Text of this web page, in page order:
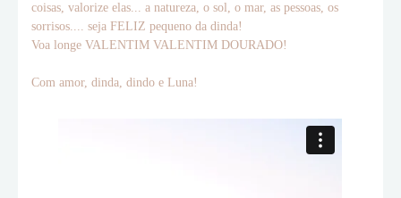
coisas, valorize elas... a natureza, o sol, o mar, as pessoas, os
sorrisos.... seja FELIZ pequeno da dinda!
Voa longe VALENTIM VALENTIM DOURADO!
Com amor, dinda, dindo e Luna!